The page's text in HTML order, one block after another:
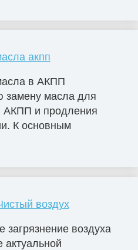
акпп
в АКПП
замену масла для
АКПП и продления
К основным
воздух
воздуха
актуальной